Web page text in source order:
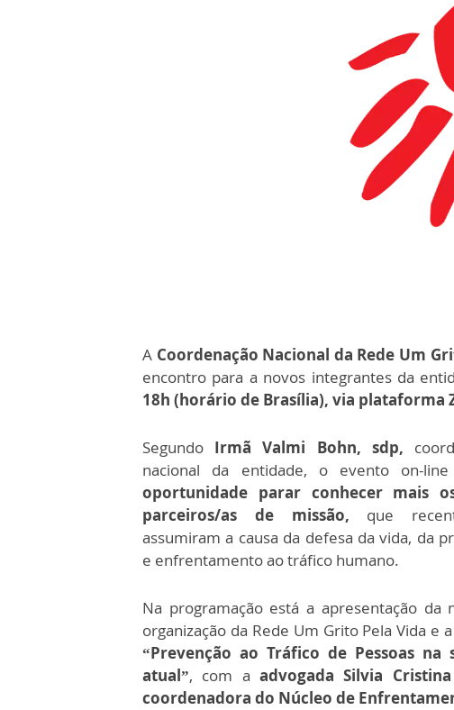
A Coordenação Nacional da Rede Um
encontro para a novos integrantes da
18h (horário de Brasília), via plataforma
Segundo Irmã Valmi Bohn, sdp,
nacional da entidade, o evento on-
oportunidade parar conhecer mais
parceiros/as de missão, que
assumiram a causa da defesa da vida, da
e enfrentamento ao tráfico humano.
Na programação está a apresentação da
organização da Rede Um Grito Pela Vida e
“Prevenção ao Tráfico de Pessoas na
atual”, com a advogada Silvia
coordenadora do Núcleo de